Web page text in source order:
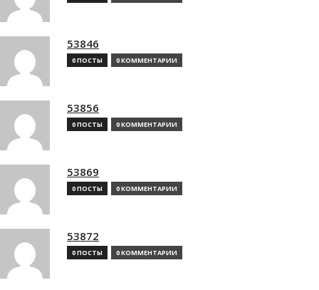
53846
0 ПОСТЫ 0 КОММЕНТАРИИ
53856
0 ПОСТЫ 0 КОММЕНТАРИИ
53869
0 ПОСТЫ 0 КОММЕНТАРИИ
53872
0 ПОСТЫ 0 КОММЕНТАРИИ